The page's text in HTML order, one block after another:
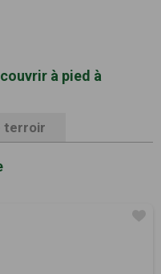
à pied à
terroir